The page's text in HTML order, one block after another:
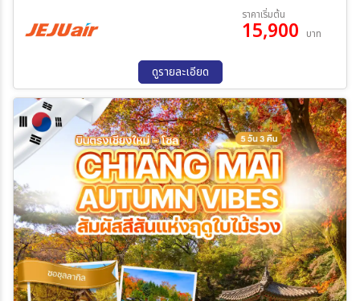
ค้นหา
02 ต.ค. 69 - 06 ต.ค. 69
03 ต.ค. 69 - 07 ต.ค. 69
04 ต.ค. 69 - 08 ต.ค. 69
06 ต.ค. 69 - 10 ต.ค. 69
08 ต.ค. 69 - 12 ต.ค. 69
10 ต.ค. 69 - 14 ต.ค. 69
11 ต.ค. 69 - 15 ต.ค. 69
12 ต.ค. 69 - 16 ต.ค. 69
13 ต.ค. 69 - 17 ต.ค. 69
14 ต.ค. 69 - 18 ต.ค. 69
15 ต.ค. 69 - 19 ต.ค. 69
16 ต.ค. 69 - 20 ต.ค. 69
17 ต.ค. 69 - 21 ต.ค. 69
18 ต.ค. 69 - 22 ต.ค. 69
19 ต.ค. 69 - 23 ต.ค. 69
20 ต.ค. 69 - 24 ต.ค. 69
21 ต.ค. 69 - 25 ต.ค. 69
22 ต.ค. 69 - 26 ต.ค. 69
23 ต.ค. 69 - 27 ต.ค. 69
24 ต.ค. 69 - 28 ต.ค. 69
25 ต.ค. 69 - 29 ต.ค. 69
26 ต.ค. 69 - 30 ต.ค. 69
27 ต.ค. 69 - 31 ต.ค. 69
28 ต.ค. 69 - 01 พ.ย. 69
29 ต.ค. 69 - 02 พ.ย. 69
30 ต.ค. 69 - 03 พ.ย. 69
31 ต.ค. 69 - 04 พ.ย. 69
01 พ.ย. 69 - 05 พ.ย. 69
02 พ.ย. 69 - 06 พ.ย. 69
03 พ.ย. 69 - 07 พ.ย. 69
ราคาเริ่มต้น
15,900 บาท
ดูรายละเอียด